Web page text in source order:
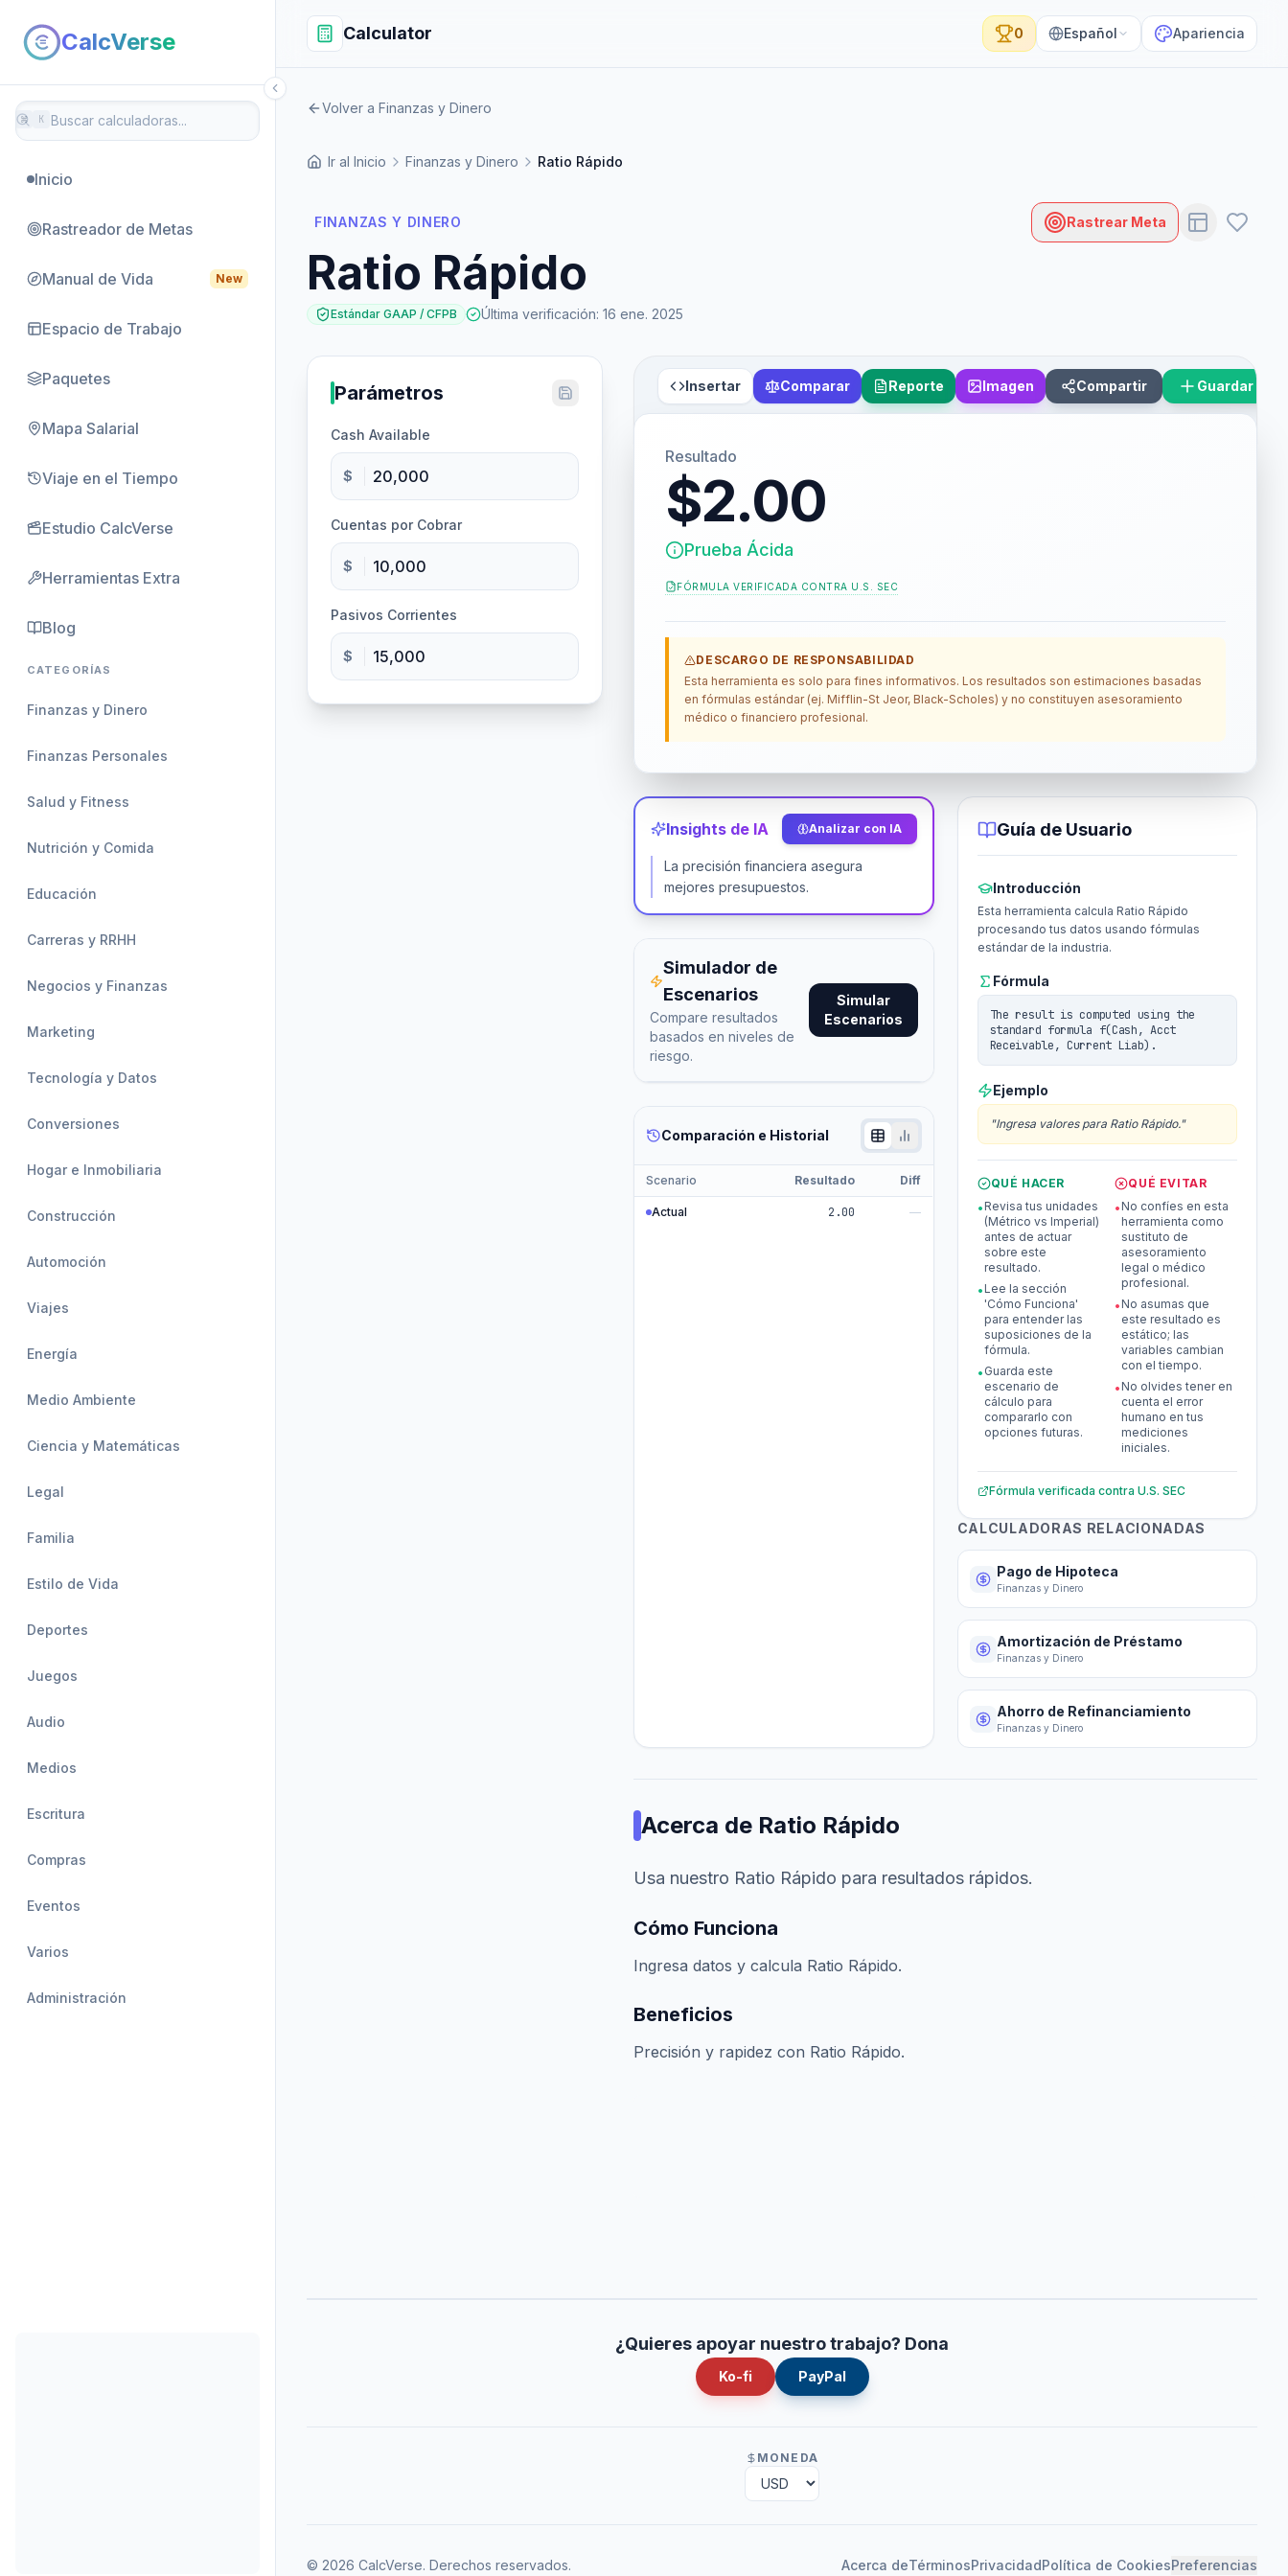
CalcVerse
⌘ K
Inicio
Rastreador de Metas
Manual de Vida New
Espacio de Trabajo
Paquetes
Mapa Salarial
Viaje en el Tiempo
Estudio CalcVerse
Herramientas Extra
Blog
CATEGORÍAS
Finanzas y Dinero
Finanzas Personales
Salud y Fitness
Nutrición y Comida
Educación
Carreras y RRHH
Negocios y Finanzas
Marketing
Tecnología y Datos
Conversiones
Hogar e Inmobiliaria
Construcción
Automoción
Viajes
Energía
Medio Ambiente
Ciencia y Matemáticas
Legal
Familia
Estilo de Vida
Deportes
Juegos
Audio
Medios
Escritura
Compras
Eventos
Varios
Administración
Calculator 0 Español Apariencia
Volver a Finanzas y Dinero
Ir al Inicio Finanzas y Dinero Ratio Rápido
FINANZAS Y DINERO Rastrear Meta
Ratio Rápido
Estándar GAAP / CFPB Última verificación: 16 ene. 2025
Parámetros
Cash Available
$
Cuentas por Cobrar
$
Pasivos Corrientes
$
Insertar Comparar Reporte Imagen Compartir Guardar
Resultado
$2.00
Prueba Ácida
FÓRMULA VERIFICADA CONTRA U.S. SEC
DESCARGO DE RESPONSABILIDAD
Esta herramienta es solo para fines informativos. Los resultados son estimaciones basadas
en fórmulas estándar (ej. Mifflin-St Jeor, Black-Scholes) y no constituyen asesoramiento
médico o financiero profesional.
Insights de IA Analizar con IA
La precisión financiera asegura
mejores presupuestos.
Simulador de
Escenarios
Compare resultados
basados en niveles de
riesgo.
Simular
Escenarios
Comparación e Historial
Scenario Resultado Diff
Actual 2.00 —
Guía de Usuario
Introducción
Esta herramienta calcula Ratio Rápido
procesando tus datos usando fórmulas
estándar de la industria.
Fórmula
The result is computed using the
standard formula f(Cash, Acct
Receivable, Current Liab).
Ejemplo
"Ingresa valores para Ratio Rápido."
QUÉ HACER
• Revisa tus unidades
(Métrico vs Imperial)
antes de actuar
sobre este
resultado.
• Lee la sección
'Cómo Funciona'
para entender las
suposiciones de la
fórmula.
• Guarda este
escenario de
cálculo para
compararlo con
opciones futuras.
QUÉ EVITAR
• No confíes en esta
herramienta como
sustituto de
asesoramiento
legal o médico
profesional.
• No asumas que
este resultado es
estático; las
variables cambian
con el tiempo.
• No olvides tener en
cuenta el error
humano en tus
mediciones
iniciales.
Fórmula verificada contra U.S. SEC
CALCULADORAS RELACIONADAS
Pago de Hipoteca
Finanzas y Dinero
Amortización de Préstamo
Finanzas y Dinero
Ahorro de Refinanciamiento
Finanzas y Dinero
Acerca de Ratio Rápido
Usa nuestro Ratio Rápido para resultados rápidos.
Cómo Funciona
Ingresa datos y calcula Ratio Rápido.
Beneficios
Precisión y rapidez con Ratio Rápido.
¿Quieres apoyar nuestro trabajo? Dona
Ko-fi PayPal
MONEDA
© 2026 CalcVerse. Derechos reservados. Acerca deTérminosPrivacidadPolítica de CookiesPreferencias